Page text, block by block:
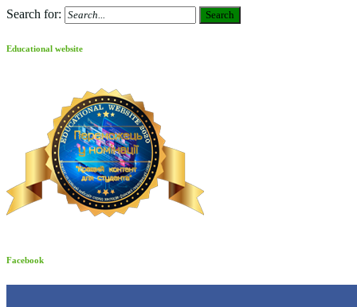
Search for: Search
Educational website
Facebook